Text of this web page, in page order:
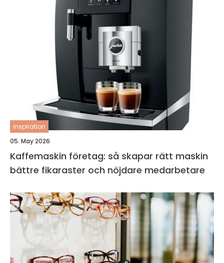
inspiration
05. May 2026
Kaffemaskin företag: så skapar rätt maskin
bättre fikaraster och nöjdare medarbetare